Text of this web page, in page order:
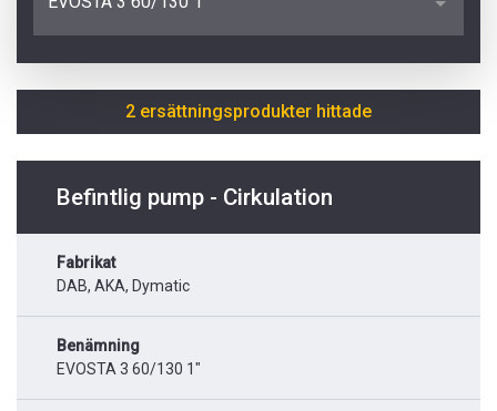
2 ersättningsprodukter hittade
Befintlig pump - Cirkulation
Fabrikat
DAB, AKA, Dymatic
Benämning
EVOSTA 3 60/130 1"